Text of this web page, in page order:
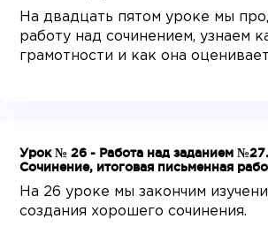
На двадцать пятом уроке мы
работу над сочинением, узнаем
грамотности и как она
Урок № 26 - Работа над заданием №27.
Сочинение, итоговая письменная
На 26 уроке мы закончим
создания хорошего сочинения.